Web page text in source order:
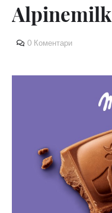
Alpinemilk
0 Коментари